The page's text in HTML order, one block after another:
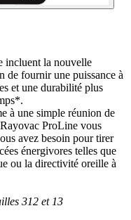
incluent la nouvelle
de fournir une puissance à
et une durabilité plus
à une simple réunion de
ProLine vous
avez besoin pour tirer
énergivores telles que
ou la directivité oreille à
312 et 13